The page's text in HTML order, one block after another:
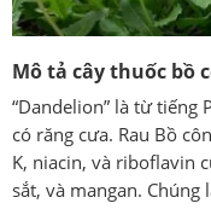
Mô tả cây thuốc bồ
“Dandelion” là từ tiếng
có răng cưa. Rau Bồ
K, niacin, và riboflavin
sắt, và mangan. Chúng